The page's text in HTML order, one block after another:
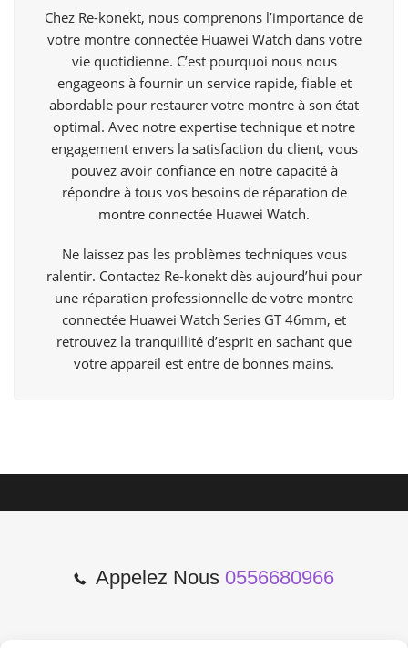
Chez Re-konekt, nous comprenons l’importance de
votre montre connectée Huawei Watch dans votre
vie quotidienne. C’est pourquoi nous nous
engageons à fournir un service rapide, fiable et
abordable pour restaurer votre montre à son état
optimal. Avec notre expertise technique et notre
engagement envers la satisfaction du client, vous
pouvez avoir confiance en notre capacité à
répondre à tous vos besoins de réparation de
montre connectée Huawei Watch.
Ne laissez pas les problèmes techniques vous
ralentir. Contactez Re-konekt dès aujourd’hui pour
une réparation professionnelle de votre montre
connectée Huawei Watch Series GT 46mm, et
retrouvez la tranquillité d’esprit en sachant que
votre appareil est entre de bonnes mains.
Appelez Nous 0556680966